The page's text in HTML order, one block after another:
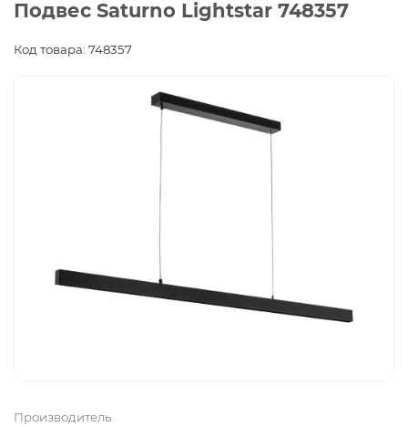
Подвес Saturno Lightstar 748357
Код товара: 748357
Производитель